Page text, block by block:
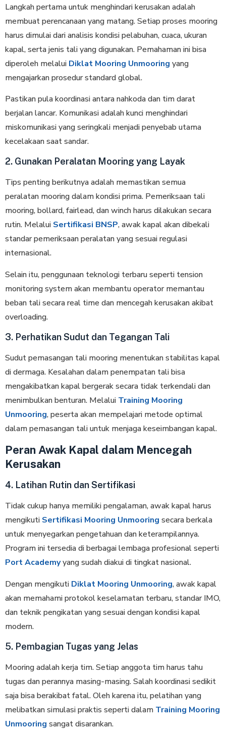
Langkah pertama untuk menghindari kerusakan adalah
membuat perencanaan yang matang. Setiap proses mooring
harus dimulai dari analisis kondisi pelabuhan, cuaca, ukuran
kapal, serta jenis tali yang digunakan. Pemahaman ini bisa
diperoleh melalui Diklat Mooring Unmooring yang
mengajarkan prosedur standard global.
Pastikan pula koordinasi antara nahkoda dan tim darat
berjalan lancar. Komunikasi adalah kunci menghindari
miskomunikasi yang seringkali menjadi penyebab utama
kecelakaan saat sandar.
2. Gunakan Peralatan Mooring yang Layak
Tips penting berikutnya adalah memastikan semua
peralatan mooring dalam kondisi prima. Pemeriksaan tali
mooring, bollard, fairlead, dan winch harus dilakukan secara
rutin. Melalui Sertifikasi BNSP, awak kapal akan dibekali
standar pemeriksaan peralatan yang sesuai regulasi
internasional.
Selain itu, penggunaan teknologi terbaru seperti tension
monitoring system akan membantu operator memantau
beban tali secara real time dan mencegah kerusakan akibat
overloading.
3. Perhatikan Sudut dan Tegangan Tali
Sudut pemasangan tali mooring menentukan stabilitas kapal
di dermaga. Kesalahan dalam penempatan tali bisa
mengakibatkan kapal bergerak secara tidak terkendali dan
menimbulkan benturan. Melalui Training Mooring
Unmooring, peserta akan mempelajari metode optimal
dalam pemasangan tali untuk menjaga keseimbangan kapal.
Peran Awak Kapal dalam Mencegah
Kerusakan
4. Latihan Rutin dan Sertifikasi
Tidak cukup hanya memiliki pengalaman, awak kapal harus
mengikuti Sertifikasi Mooring Unmooring secara berkala
untuk menyegarkan pengetahuan dan keterampilannya.
Program ini tersedia di berbagai lembaga profesional seperti
Port Academyyang sudah diakui di tingkat nasional.
Dengan mengikuti Diklat Mooring Unmooring, awak kapal
akan memahami protokol keselamatan terbaru, standar IMO,
dan teknik pengikatan yang sesuai dengan kondisi kapal
modern.
5. Pembagian Tugas yang Jelas
Mooring adalah kerja tim. Setiap anggota tim harus tahu
tugas dan perannya masing-masing. Salah koordinasi sedikit
saja bisa berakibat fatal. Oleh karena itu, pelatihan yang
melibatkan simulasi praktis seperti dalam Training Mooring
Unmooring sangat disarankan.